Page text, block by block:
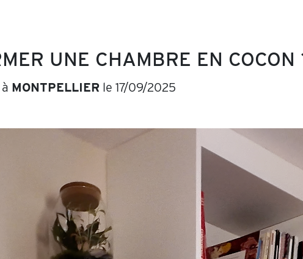
UNE CHAMBRE EN COCON
à MONTPELLIER le 17/09/2025